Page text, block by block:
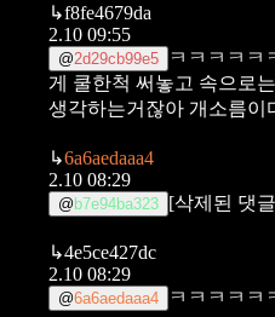
↳f8fe4679da
2.10 09:55
@2d29cb99e5 ㅋㅋㅋㅋㅋ
게 쿨한척 써놓고 속으로
생각하는거잖아 개소름이
↳6a6aedaaa4
2.10 08:29
@ b7e94ba323 [삭제된 댓
↳4e5ce427dc
2.10 08:29
@6a6aedaaa4 ㅋㅋㅋㅋㅋ